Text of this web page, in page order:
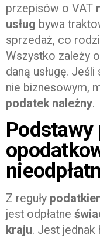
przepisów o VAT
usług bywa
sprzedaż, co
Wszystko zależy
daną usługę.
nie biznesowym,
podatek należny.
Podstawy
Z reguły
jest odpłatne
kraju. Jest jednak